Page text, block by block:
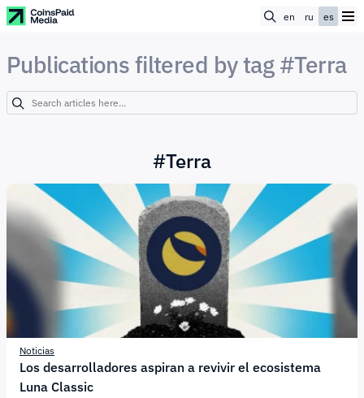
en ru es
Publications filtered by tag #Terra
#Terra
Noticias
Los desarrolladores aspiran a revivir el ecosistema
Luna Classic